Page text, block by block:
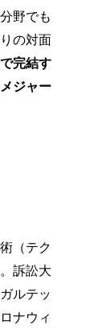
野でも
の対面
完結す
ジャー
（テク
訴訟大
ルテッ
ナウィ